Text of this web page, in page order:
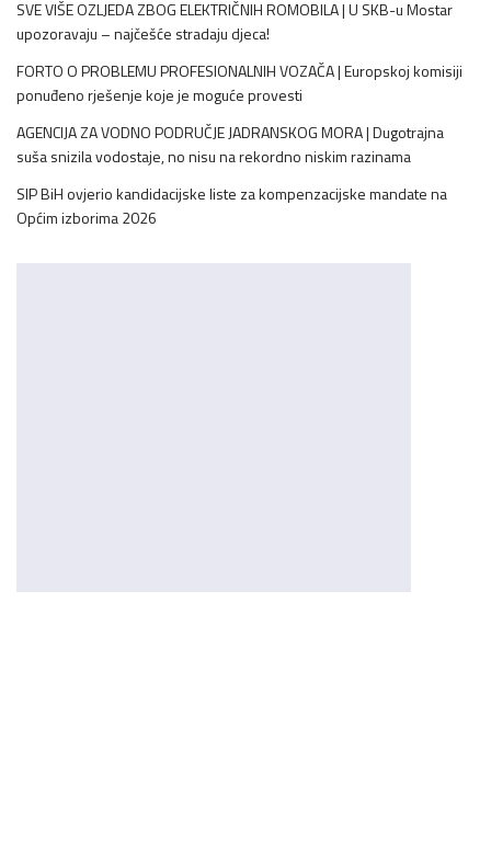
SVE VIŠE OZLJEDA ZBOG ELEKTRIČNIH ROMOBILA | U SKB-u Mostar
upozoravaju – najčešće stradaju djeca!
FORTO O PROBLEMU PROFESIONALNIH VOZAČA | Europskoj komisiji
ponuđeno rješenje koje je moguće provesti
AGENCIJA ZA VODNO PODRUČJE JADRANSKOG MORA | Dugotrajna
suša snizila vodostaje, no nisu na rekordno niskim razinama
SIP BiH ovjerio kandidacijske liste za kompenzacijske mandate na
Općim izborima 2026